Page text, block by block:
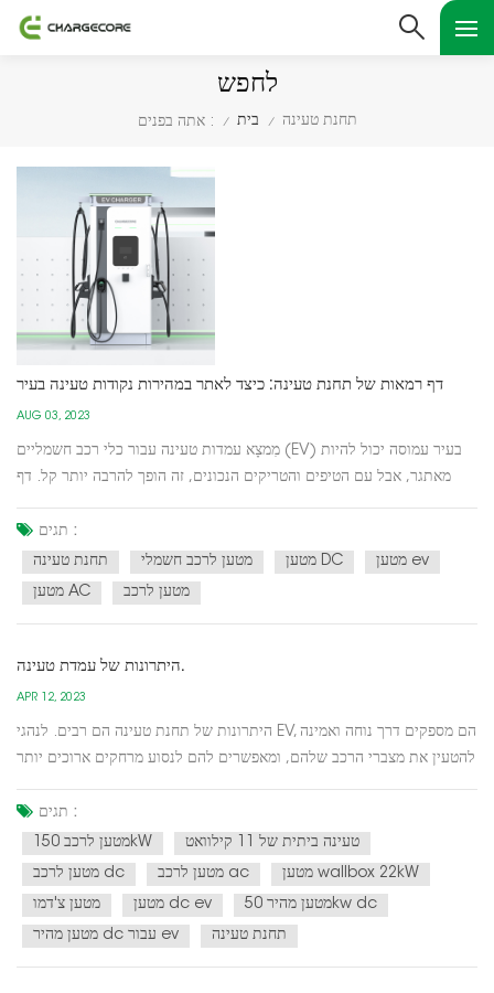
לחפש
אתה בפנים : / בית / תחנת טעינה
דף רמאות של תחנת טעינה: כיצד לאתר במהירות נקודות טעינה בעיר
AUG 03, 2023
מִמצָא עמדות טעינה עבור כלי רכב חשמליים (EV) בעיר עמוסה יכול להיות
מאתגר, אבל עם הטיפים והטריקים הנכונים, זה הופך להרבה יותר קל. דף
טעינה חלקה וללא טרחה של EV.השתמש באפליקציות לנייד: מספר
אפליקציות לנייד, כגון PlugShare, ChargePoint ו...
תגים :
תחנת טעינה
מטען לרכב חשמלי מטען DC
מטען ev
מטען AC
מטען לרכב
היתרונות של עמדת טעינה.
APR 12, 2023
היתרונות של תחנת טעינה הם רבים. לנהגי EV, הם מספקים דרך נוחה ואמינה
להטעין את מצברי הרכב שלהם, ומאפשרים להם לנסוע מרחקים ארוכים יותר
חדשים ולספק שירות בעל ערך לעובדים, לעזור לקדם קיימות ולהפחית את
פליטת הפחמן.בנוסף ליתרונות המיידיים,...
תגים :
מטען לרכב 150kW
טעינה ביתית של 11 קילוואט
מטען לרכב dc
מטען לרכב ac
מטען wallbox 22kW
מטען צ'דמו
מטען dc ev
מטען מהיר 50kw dc
מטען מהיר dc עבור ev
תחנת טעינה